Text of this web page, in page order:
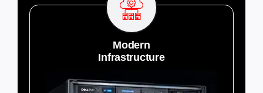
Modern
Infrastructure